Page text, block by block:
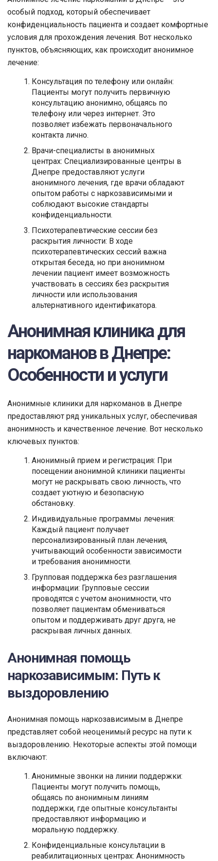
особый подход, который обеспечивает
конфиденциальность пациента и создает комфортные
условия для прохождения лечения. Вот несколько
пунктов, объясняющих, как происходит анонимное
лечение:
Консультация по телефону или онлайн:
Пациенты могут получить первичную
консультацию анонимно, общаясь по
телефону или через интернет. Это
позволяет избежать первоначального
контакта лично.
Врачи-специалисты в анонимных
центрах: Специализированные центры в
Днепре предоставляют услуги
анонимного лечения, где врачи обладают
опытом работы с наркозависимыми и
соблюдают высокие стандарты
конфиденциальности.
Психотерапевтические сессии без
раскрытия личности: В ходе
психотерапевтических сессий важна
открытая беседа, но при анонимном
лечении пациент имеет возможность
участвовать в сессиях без раскрытия
личности или использования
альтернативного идентификатора.
Анонимная клиника для
наркоманов в Днепре:
Особенности и услуги
Анонимные клиники для наркоманов в Днепре
предоставляют ряд уникальных услуг, обеспечивая
анонимность и качественное лечение. Вот несколько
ключевых пунктов:
Анонимный прием и регистрация: При
посещении анонимной клиники пациенты
могут не раскрывать свою личность, что
создает уютную и безопасную
обстановку.
Индивидуальные программы лечения:
Каждый пациент получает
персонализированный план лечения,
учитывающий особенности зависимости
и требования анонимности.
Групповая поддержка без разглашения
информации: Групповые сессии
проводятся с учетом анонимности, что
позволяет пациентам обмениваться
опытом и поддерживать друг друга, не
раскрывая личных данных.
Анонимная помощь
наркозависимым: Путь к
выздоровлению
Анонимная помощь наркозависимым в Днепре
представляет собой неоценимый ресурс на пути к
выздоровлению. Некоторые аспекты этой помощи
включают:
Анонимные звонки на линии поддержки:
Пациенты могут получить помощь,
общаясь по анонимным линиям
поддержки, где опытные консультанты
предоставляют информацию и
моральную поддержку.
Конфиденциальные консультации в
реабилитационных центрах: Анонимность